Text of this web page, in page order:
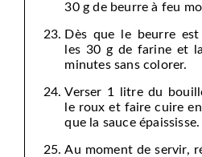
30 g de beurre à feu
Dès que le beurre
les 30 g de farine et
minutes sans colorer.
Verser 1 litre du
le roux et faire cuire
que la sauce épaississe.
Au moment de servir,